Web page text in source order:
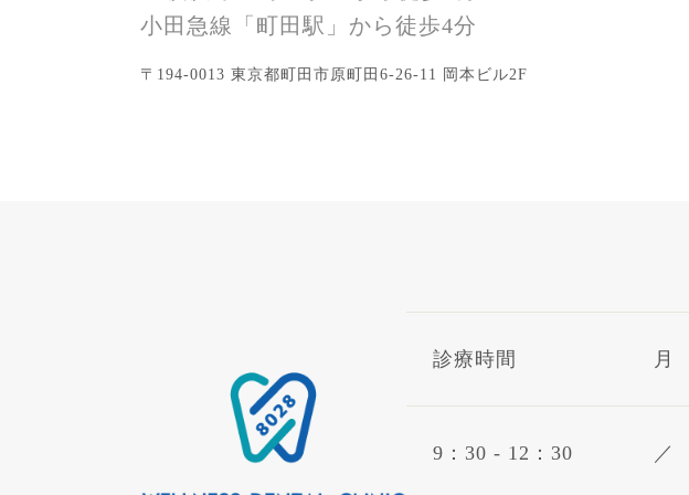
小田急線
「町田駅」から徒歩4分
〒194-0013 東京都町田市原町田6-26-11 岡本ビル2F
診療時間 月
9：30 - 12：30 ／